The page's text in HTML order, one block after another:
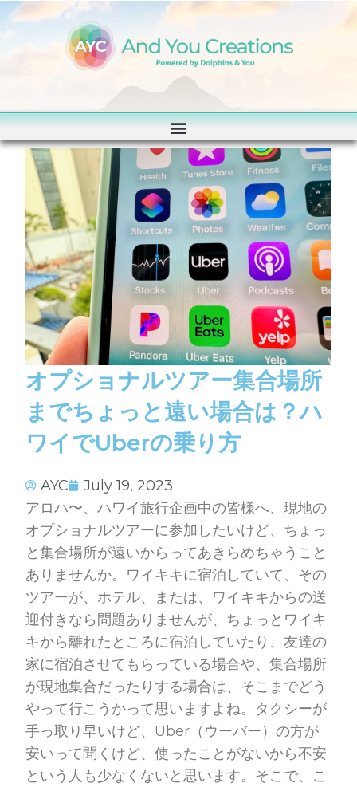
オプショナルツアー集合場所
までちょっと遠い場合は？ハ
ワイでUberの乗り方
AYC
July 19, 2023
アロハ〜、ハワイ旅行企画中の皆様へ、現地の
オプショナルツアーに参加したいけど、ちょっ
と集合場所が遠いからってあきらめちゃうこと
ありませんか。ワイキキに宿泊していて、その
ツアーが、ホテル、または、ワイキキからの送
迎付きなら問題ありませんが、ちょっとワイキ
キから離れたところに宿泊していたり、友達の
家に宿泊させてもらっている場合や、集合場所
が現地集合だったりする場合は、そこまでどう
やって行こうかって思いますよね。タクシーが
手っ取り早いけど、Uber（ウーバー）の方が
安いって聞くけど、使ったことがないから不安
という人も少なくないと思います。そこで、こ